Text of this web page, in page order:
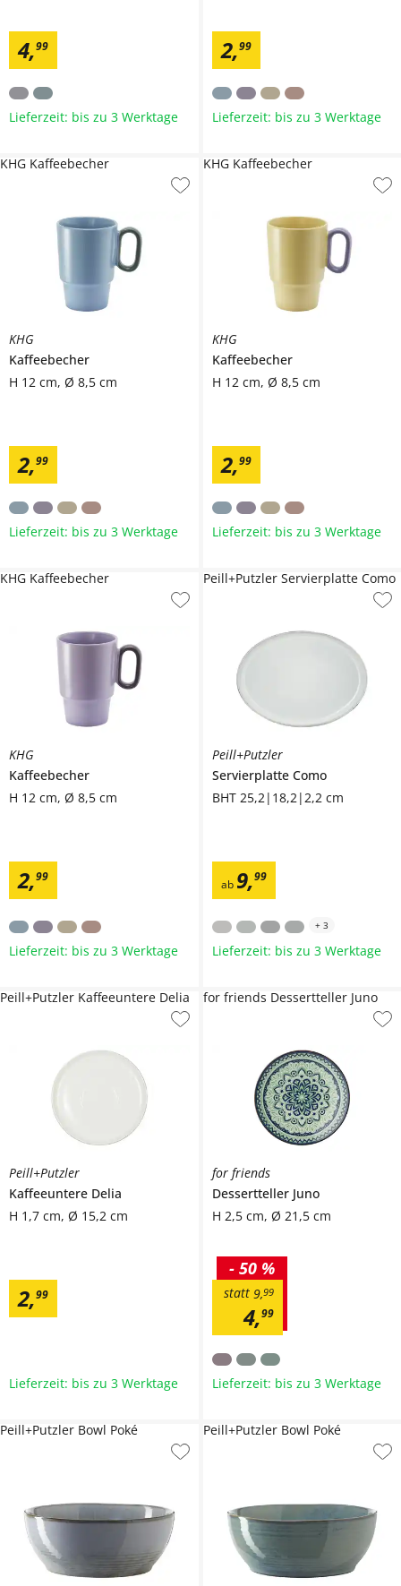
4,99
Lieferzeit: bis zu 3 Werktage
2,99
Lieferzeit: bis zu 3 Werktage
KHG
Kaffeebecher
H 12 cm, Ø 8,5 cm
2,99
KHG Kaffeebecher
Lieferzeit: bis zu 3 Werktage
KHG
Kaffeebecher
H 12 cm, Ø 8,5 cm
2,99
KHG Kaffeebecher
Lieferzeit: bis zu 3 Werktage
KHG
Kaffeebecher
H 12 cm, Ø 8,5 cm
2,99
KHG Kaffeebecher
Lieferzeit: bis zu 3 Werktage
Peill+Putzler
Servierplatte Como
BHT 25,2|18,2|2,2 cm
ab 9,99
Peill+Putzler Servierplatte Como
+ 3
Lieferzeit: bis zu 3 Werktage
Peill+Putzler
Kaffeeuntere Delia
H 1,7 cm, Ø 15,2 cm
2,99
Peill+Putzler Kaffeeuntere Delia
Lieferzeit: bis zu 3 Werktage
for friends
Dessertteller Juno
H 2,5 cm, Ø 21,5 cm
4,99
9,99
statt
- 50 %
for friends Dessertteller Juno
Lieferzeit: bis zu 3 Werktage
Peill+Putzler Bowl Poké Peill+Putzler Bowl Poké